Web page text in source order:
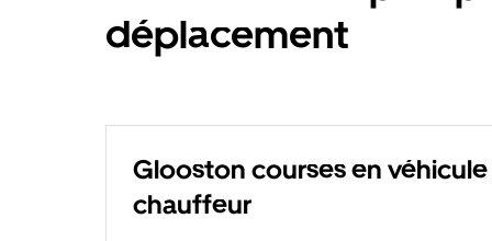
déplacement
Glooston courses en véhicule
chauffeur